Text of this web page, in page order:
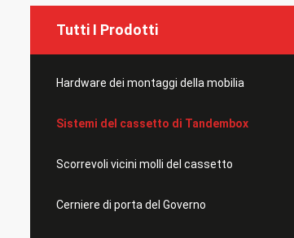
Tutti I Prodotti
Hardware dei montaggi della mobilia
Sistemi del cassetto di Tandembox
Scorrevoli vicini molli del cassetto
Cerniere di porta del Governo